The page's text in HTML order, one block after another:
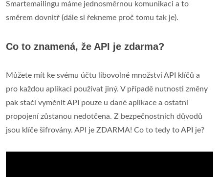
Smartemailingu máme jednosměrnou komunikaci a to
směrem dovnitř (dále si řekneme proč tomu tak je).
Co to znamená, že API je zdarma?
Můžete mít ke svému účtu libovolné množství API klíčů a
pro každou aplikaci používat jiný. V případě nutnosti změny
pak stačí vyměnit API pouze u dané aplikace a ostatní
propojení zůstanou nedotčena. Z bezpečnostních důvodů
jsou klíče šifrovány. API je ZDARMA! Co to tedy to API je?